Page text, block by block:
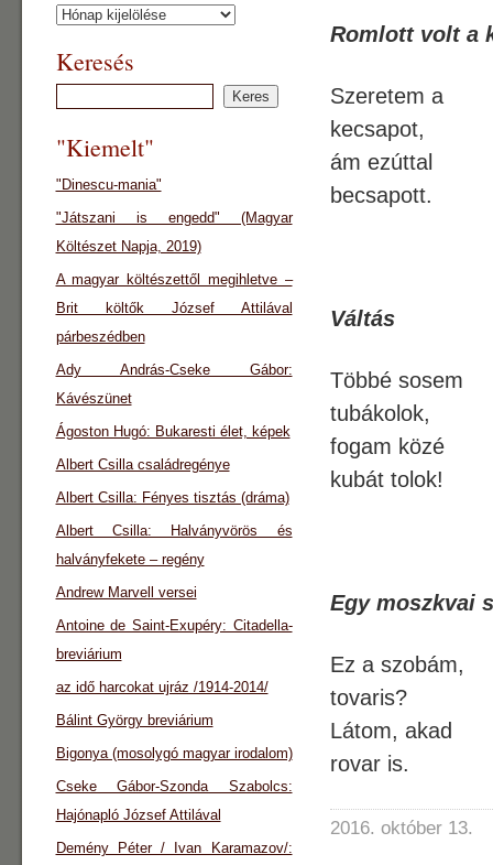
Romlott volt a
Szeretem a
kecsapot,
ám ezúttal
becsapott.
Váltás
Többé sosem
tubákolok,
fogam közé
kubát tolok!
Egy moszkvai
Ez a szobám,
tovaris?
Látom, akad
rovar is.
2016. október 13.
Archívum
Keresés
"Kiemelt"
"Dinescu-mania"
"Játszani is engedd" (Magyar
Költészet Napja, 2019)
A magyar költészettől megihletve –
Brit költők József Attilával
párbeszédben
Ady András-Cseke Gábor:
Kávészünet
Ágoston Hugó: Bukaresti élet, képek
Albert Csilla családregénye
Albert Csilla: Fényes tisztás (dráma)
Albert Csilla: Halványvörös és
halványfekete – regény
Andrew Marvell versei
Antoine de Saint-Exupéry: Citadella-
breviárium
az idő harcokat ujráz /1914-2014/
Bálint György breviárium
Bigonya (mosolygó magyar irodalom)
Cseke Gábor-Szonda Szabolcs:
Hajónapló József Attilával
Demény Péter / Ivan Karamazov/: